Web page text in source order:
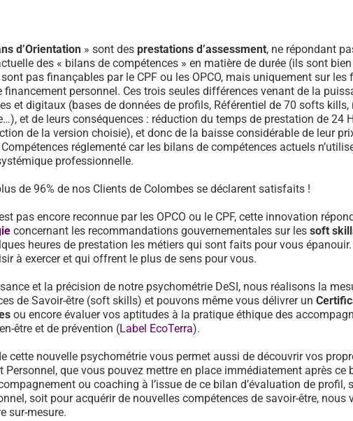
d’Orientation » sont des prestations d’assessment, ne répondant
des « bilans de compétences » en matière de durée (ils sont
pas finançables par le CPF ou les OPCO, mais uniquement sur les
financement personnel. Ces trois seules différences venant de la
et digitaux (bases de données de profils, Référentiel de 70 softs
et de leurs conséquences : réduction du temps de prestation de 24
de la version choisie), et donc de la baisse considérable de leur
réglementé car les bilans de compétences actuels
professionnelle.
de 96% de nos Clients de Colombes se déclarent satisfaits !
pas encore reconnue par les OPCO ou le CPF, cette innovation
concernant les recommandations gouvernementales sur les soft
heures de prestation les métiers qui sont faits pour vous
à exercer et qui offrent le plus de sens pour vous.
et la précision de notre psychométrie DeSI, nous réalisons la
de Savoir-être (soft skills) et pouvons même vous délivrer un
ou encore évaluer vos aptitudes à la pratique éthique des
être et de prévention (Label EcoTerra).
cette nouvelle psychométrie vous permet aussi de découvrir vos
Personnel, que vous pouvez mettre en place immédiatement après ce
ou coaching à l’issue de ce bilan d’évaluation de
soit pour acquérir de nouvelles compétences de savoir-être, nous
sur-mesure.